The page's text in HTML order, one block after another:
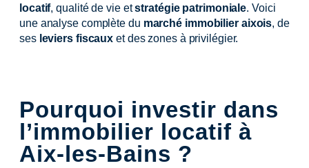
locatif, qualité de vie etstratégie patrimoniale. Voici
une analyse complète du marché immobilier aixois, de
ses leviers fiscaux et des zones à privilégier.
Pourquoi investir dans
l’immobilier locatif à
Aix-les-Bains ?